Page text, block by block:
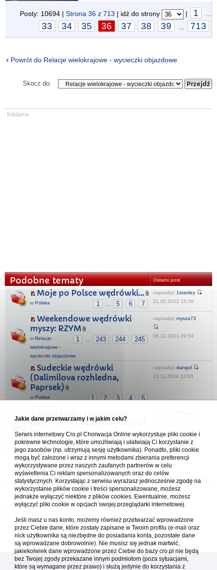
Posty: 10694 | Strona 36 z 713 | idź do strony | 1
33 34 35 36 37 38 39 713
Powrót do Relacje wielokrajowe - wycieczki objazdowe
Skocz do:
Podobne tematy Ostatni post
Moje po Polsce wędrówki...
1 5 6 7
w Polska
napisał(a) 1stanley
31.05.2022 15:36
Weekendowe wędrówki
myszy: RZYM
1 243 244 245
w Relacje
wielokrajowe -
wycieczki objazdowe
napisał(a) mysza73
06.12.2021 09:54
Sudeckie wędrówki
(Dalimilova rozhledna,
Paprsek)
1 2 3 4 5
w Polska
napisał(a) dangol
13.11.2024 12:03
wędrówki (Babia Góra i Rysy)
1 ... 17 18 19
wPolska
Forum Chorwacja Online - Cro.pl
Usuń ciasteczka• Strefa czasowa: UTC + 1 (Polska - czas zimowy) [ DST
[reklama ] [
Jakie dane przetwarzamy i w jakim celu?
Serwis internetowy Cro.pl Chorwacja Online wykorzystuje pliki cookie i
pokrewne technologie, które umożliwiają i ułatwiają Ci korzystanie z
jego zasobów (np. utrzymują sesję użytkownika). Ponadto, pliki cookie
mogą być założone i wraz z innymi metodami zbierania preferencji
wykorzystywane przez naszych zaufanych partnerów w celu
wyświetlenia Ci reklam spersonalizowanych oraz do celów
statystycznych. Korzystając z serwisu wyrażasz jednocześnie zgodę na
wykorzystanie plików cookie i treści spersonalizowane, możesz
jednakże wyłączyć niektóre z plików cookies. Ewentualnie, możesz
wyłączyć pliki cookie w opcjach swojej przeglądarki internetowej.
Jeśli masz u nas konto, możemy również przetwarzać wprowadzone
przez Ciebie dane, które zostały zapisane w Twoim profilu (e-mail oraz
nick użytkownika są niezbędne do posiadania konta, pozostałe dane
są wprowadzane dobrowolnie). Nie musisz się jednak martwić,
jakiekolwiek dane wprowadzone przez Ciebie do bazy cro.pl nie będą
bez Twojej zgody przekazane innym podmiotom (poza sytuacjami,
które są wymagane przez prawo) i służą jedynie do korzystania z